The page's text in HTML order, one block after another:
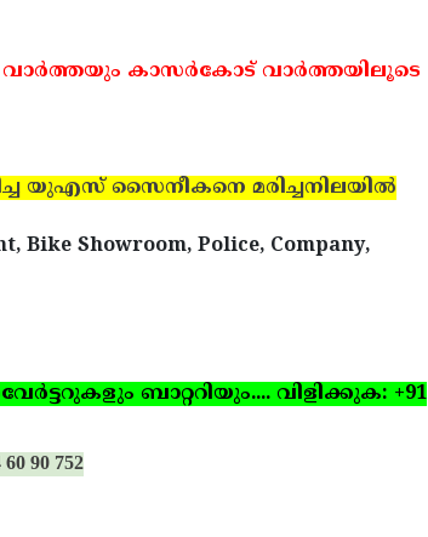
കാസര്‍കോട് വാര്‍ത്തയിലൂടെ
യുഎസ് സൈനീകനെ മരിച്ചനിലയില്‍
Bike Showroom, Police, Company,
ബാറ്ററിയും.... വിളിക്കുക: +91
90 752